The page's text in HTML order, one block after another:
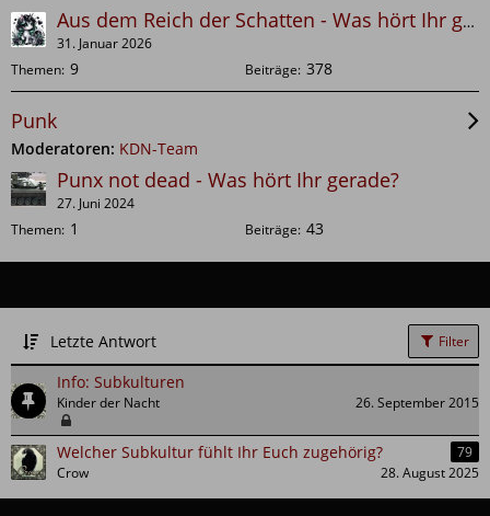
Aus dem Reich der Schatten - Was hört Ihr gerade?
31. Januar 2026
Punk
Moderatoren: KDN-Team
Punx not dead - Was hört Ihr gerade?
27. Juni 2024
Letzte Antwort Filter
Info: Subkulturen
Kinder der Nacht 26. September 2015
Welcher Subkultur fühlt Ihr Euch zugehörig?
79
Crow
28. August 2025